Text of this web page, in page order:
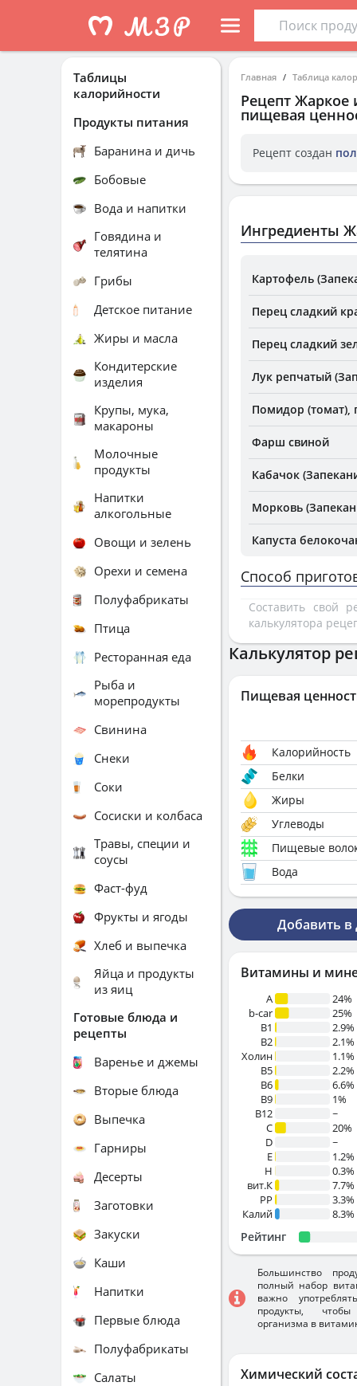
Главная Таблица
Рецепт Жаркое
пищевая
Рецепт создан
Ингредиенты
Картофель
Перец сладкий
Перец сладкий
Лук репчатый
Помидор (томат),
Фарш свиной
Кабачок
Морковь
Капуста
Способ
Составить свой
калькулятора
Химический
Калькулятор
Пищевая
Калорийность
Белки
Жиры
Углеводы
Пищевые
Вода
Добавить в
Витамины и
A
24%
b-car
25%
В1
2.9%
B2
2.1%
Холин
1.1%
B5
2.2%
B6
6.6%
B9
1%
B12
~
C
20%
D
~
E
1.2%
H
0.3%
вит.К
7.7%
PP
3.3%
Калий
8.3%
Рейтинг
Большинство
полный набор
важно
продукты,
организма в
Таблицы
калорийности
Продукты питания
Баранина и дичь
Бобовые
Вода и напитки
Говядина и
телятина
Грибы
Детское питание
Жиры и масла
Кондитерские
изделия
Крупы, мука,
макароны
Молочные
продукты
Напитки
алкогольные
Овощи и зелень
Орехи и семена
Полуфабрикаты
Птица
Ресторанная еда
Рыба и
морепродукты
Свинина
Снеки
Соки
Сосиски и колбаса
Травы, специи и
соусы
Фаст-фуд
Фрукты и ягоды
Хлеб и выпечка
Яйца и продукты
из яиц
Готовые блюда и
рецепты
Варенье и джемы
Вторые блюда
Выпечка
Гарниры
Десерты
Заготовки
Закуски
Каши
Напитки
Первые блюда
Полуфабрикаты
Салаты